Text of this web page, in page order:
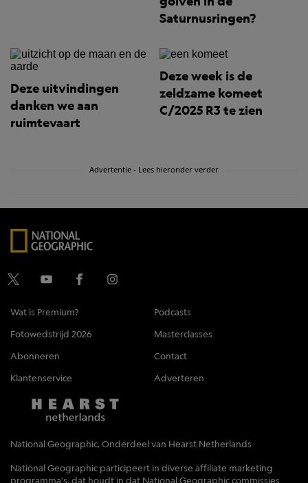
Saturnusringen?
Deze uitvindingen
danken we aan
ruimtevaart
Deze week is de
zeldzame komeet
C/2025 R3 te zien
Advertentie - Lees hieronder verder
Wat is Premium?
Podcasts
Fotowedstrijd 2026
Masterclasses
Abonneren
Contact
Klantenservice
Adverteren
National Geographic, Onderdeel van Hearst Netherlands
National Geographic participeert in diverse affiliate marketing
programma's, dat houdt in dat National Geographic commissies